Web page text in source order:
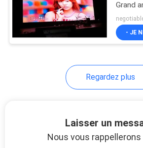
SITE
Grand
62500
- JE
Regardez plus
Laisser un
Nous vous